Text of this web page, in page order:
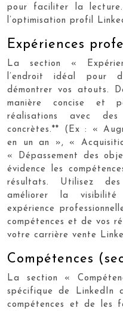
pour faciliter la
l’optimisation profil
Expériences
La section «
l’endroit idéal pour
démontrer vos atouts.
manière concise et
réalisations avec
concrètes.** (Ex : «
en un an », «
« Dépassement des
évidence les
résultats. Utilisez
améliorer la
expérience
compétences et de vos
votre carrière vente
Compétences
La section «
spécifique de LinkedIn
compétences et de les